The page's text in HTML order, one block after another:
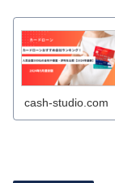
cash-studio.com